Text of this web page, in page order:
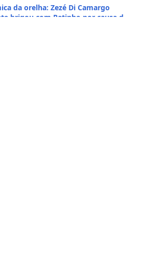
da orelha: Zezé Di Camargo
brigou com Ratinho por causa do